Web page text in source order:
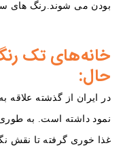
بودن می شوند.رنگ های
خانه‌های تک
حال:
در ایران از گذشته علاقه
نمود داشته است. به
غذا خوری گرفته تا نقش